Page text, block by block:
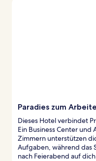
Paradies zum
Dieses Hotel verbindet
Ein Business Center und
Zimmern unterstützen
Aufgaben, während das
nach Feierabend auf